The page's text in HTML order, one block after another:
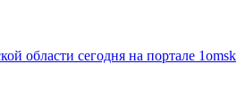
области сегодня на портале 1omsk